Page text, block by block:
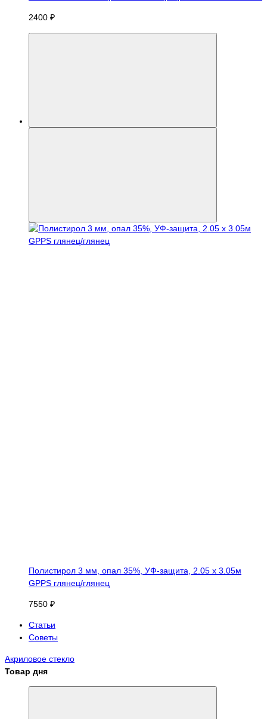
2400 ₽
Полистирол 3 мм, опал 35%, УФ-защита, 2.05 х 3.05м
GPPS глянец/глянец
7550 ₽
Статьи
Советы
Акриловое стекло
Товар дня